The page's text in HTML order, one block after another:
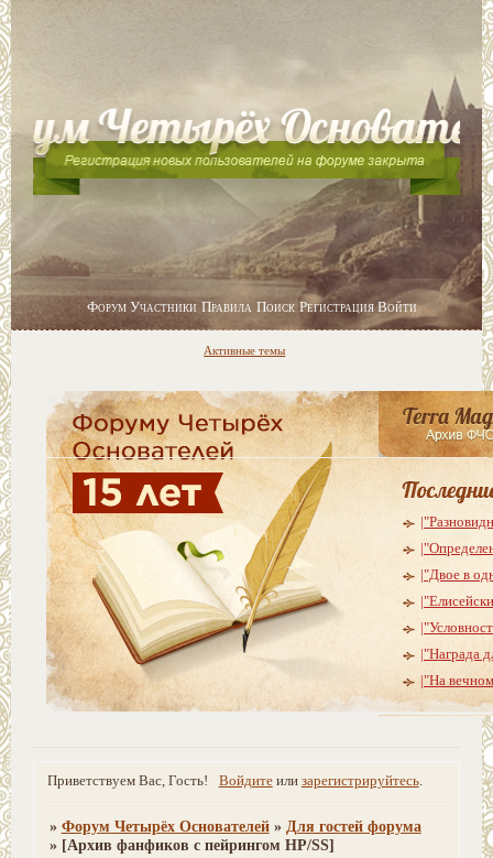
Форум Участники Правила Поиск Регистрация Войти
Активные темы
|"Двое в
|"Награда
|"На
Приветствуем Вас, Гость! Войдитеили зарегистрируйтесь.
» Форум Четырёх Основателей » Для гостей форума
» [Архив фанфиков с пейрингом HP/SS]